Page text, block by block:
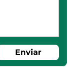
Enviar